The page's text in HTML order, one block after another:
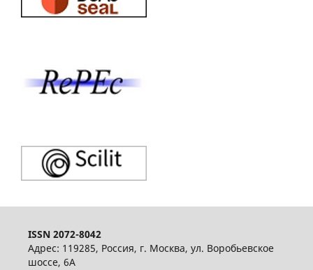
ISSN 2072-8042
Адрес: 119285, Россия, г. Москва, ул. Воробьевское
шоссе, 6А